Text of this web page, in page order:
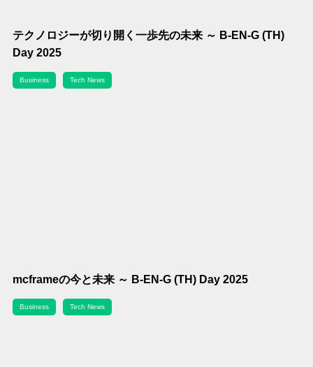
テクノロジーが切り開く一歩先の未来 ～ B-EN-G (TH)
Day 2025
Business Tech News
mcframeの今と未来 ～ B-EN-G (TH) Day 2025
Business Tech News